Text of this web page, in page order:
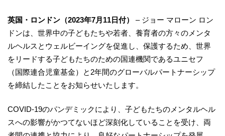
英国・ロンドン（2023年7月11日付）
– ジョー マローン ロン
ドンは、世界中の子どもたちや若者、養育者の方々のメンタ
ルヘルスとウェルビーイングを促進し、保護するため、世界
をリードする子どもたちのための国連機関であるユニセフ
（国際連合児童基金）と2年間のグローバルパートナーシップ
を締結したことをお知らせいたします。
COVID-19のパンデミックにより、子どもたちのメンタルヘル
スへの影響がかつてないほど深刻化していることを受け、両